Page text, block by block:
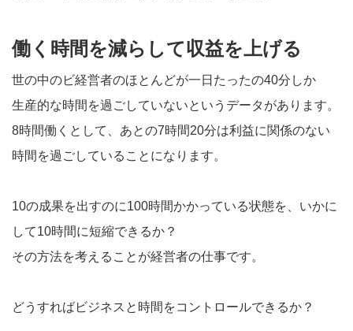
働く時間を減らして収益を上げる
世の中のビ経営者のほとんどが一日たったの40分しか
生産的な時間を過ごしていないというデータがあります。
8時間働くとして、あとの7時間20分は利益に関係のない
時間を過ごしていることになります。
10の成果を出すのに100時間かかっている状態を、いかに
して10時間に短縮できるか？
その方法を考えることが経営者の仕事です。
どうすればビジネスと時間をコントロールできるか？